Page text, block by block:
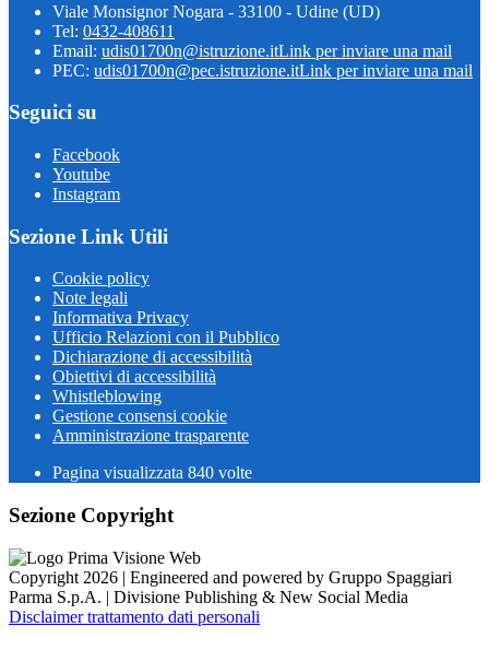
Viale Monsignor Nogara - 33100 - Udine (UD)
Tel: 0432-408611
Email: udis01700n@istruzione.itLink per inviare una mail
PEC: udis01700n@pec.istruzione.itLink per inviare una mail
Seguici su
Facebook
Youtube
Instagram
Sezione Link Utili
Cookie policy
Note legali
Informativa Privacy
Ufficio Relazioni con il Pubblico
Dichiarazione di accessibilità
Obiettivi di accessibilità
Whistleblowing
Gestione consensi cookie
Amministrazione trasparente
Pagina visualizzata 840 volte
Sezione Copyright
Copyright 2026 | Engineered and powered by Gruppo Spaggiari
Parma S.p.A. | Divisione Publishing & New Social Media
Disclaimer trattamento dati personali